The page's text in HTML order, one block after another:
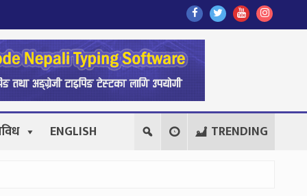
Find
Us
On
Facebook
Find
Us
Find
Us
Follow
Us
ENGLISH TRENDING